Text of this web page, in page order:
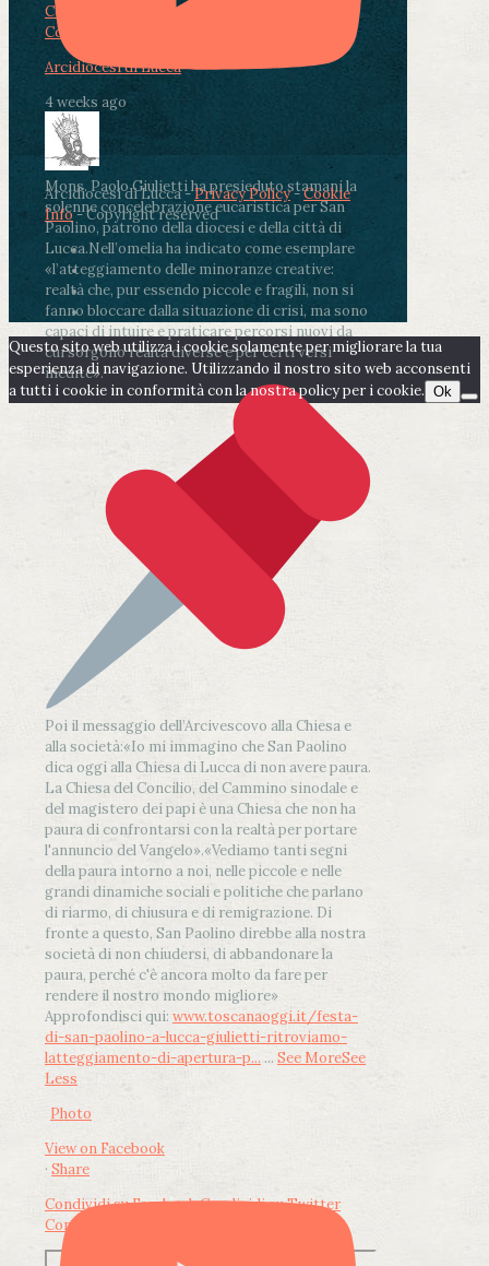
Condividi su Facebook
Condividi su LinkedIn
Arcidiocesi di Lucca
4 weeks ago
Mons. Paolo Giulietti ha presieduto stamani la
solenne concelebrazione eucaristica per San
Paolino, patrono della diocesi e della città di
Lucca.Nell’omelia ha indicato come esemplare
«l’atteggiamento delle minoranze creative:
realtà che, pur essendo piccole e fragili, non si
fanno bloccare dalla situazione di crisi, ma sono
capaci di intuire e praticare percorsi nuovi da
cui sorgono realtà diverse e per certi versi
inedite».
Poi il messaggio dell’Arcivescovo alla Chiesa e
alla società:«Io mi immagino che San Paolino
dica oggi alla Chiesa di Lucca di non avere paura.
La Chiesa del Concilio, del Cammino sinodale e
del magistero dei papi è una Chiesa che non ha
paura di confrontarsi con la realtà per portare
l'annuncio del Vangelo».«Vediamo tanti segni
della paura intorno a noi, nelle piccole e nelle
grandi dinamiche sociali e politiche che parlano
di riarmo, di chiusura e di remigrazione. Di
fronte a questo, San Paolino direbbe alla nostra
società di non chiudersi, di abbandonare la
paura, perché c'è ancora molto da fare per
rendere il nostro mondo migliore»
Approfondisci qui: www.toscanaoggi.it/festa-
di-san-paolino-a-lucca-giulietti-ritroviamo-
latteggiamento-di-apertura-p... ... See MoreSee
Less
Photo
View on Facebook
· Share
Condividi su FacebookCondividi su Twitter
Condividi su LinkedIn
Arcidiocesi di Lucca -Privacy Policy-Cookie
Info- Copyright reserved
Questo sito web utilizza i cookie solamente per migliorare la tua
esperienza di navigazione. Utilizzando il nostro sito web acconsenti
a tutti i cookie in conformità con la nostra policy per i cookie. Ok